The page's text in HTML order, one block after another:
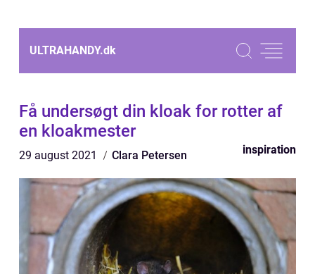
ULTRAHANDY.dk
Få undersøgt din kloak for rotter af
en kloakmester
29 august 2021 Clara Petersen inspiration